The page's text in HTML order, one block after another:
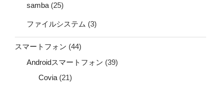
samba (25)
ファイルシステム (3)
スマートフォン (44)
Androidスマートフォン (39)
Covia (21)